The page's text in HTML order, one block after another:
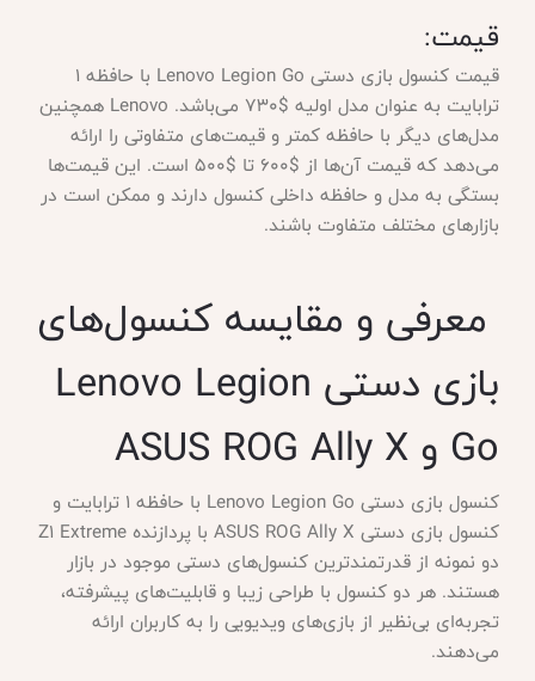
قیمت:
قیمت کنسول بازی دستی Lenovo Legion Go با حافظه ۱
ترابایت به عنوان مدل اولیه $730 می‌باشد. Lenovo همچنین
مدل‌های دیگر با حافظه کمتر و قیمت‌های متفاوتی را ارائه
می‌دهد که قیمت آن‌ها از $600 تا $500 است. این قیمت‌ها
بستگی به مدل و حافظه داخلی کنسول دارند و ممکن است در
بازارهای مختلف متفاوت باشند.
معرفی و مقایسه کنسول‌های
بازی دستی Lenovo Legion
Go و ASUS ROG Ally X
کنسول بازی دستی Lenovo Legion Go با حافظه ۱ ترابایت و
کنسول بازی دستی ASUS ROG Ally X با پردازنده Z1 Extreme
دو نمونه از قدرتمندترین کنسول‌های دستی موجود در بازار
هستند. هر دو کنسول با طراحی زیبا و قابلیت‌های پیشرفته،
تجربه‌ای بی‌نظیر از بازی‌های ویدیویی را به کاربران ارائه
می‌دهند.